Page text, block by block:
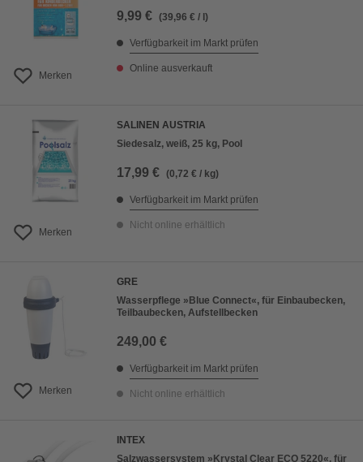
Merken
9,99 € (39,96 € / l)
Verfügbarkeit im Markt prüfen
Online ausverkauft
Merken
SALINEN AUSTRIA
Siedesalz, weiß, 25 kg, Pool
17,99 € (0,72 € / kg)
Verfügbarkeit im Markt prüfen
Nicht online erhältlich
Merken
GRE
Wasserpflege »Blue Connect«, für Einbaubecken,
Teilbaubecken, Aufstellbecken
249,00 €
Verfügbarkeit im Markt prüfen
Nicht online erhältlich
INTEX
Salzwassersystem »Krystal Clear ECO 5220«, für